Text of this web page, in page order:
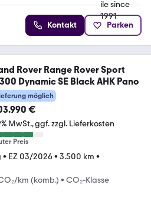
Kontakt Parken
Rover Range Rover Sport
Dynamic SE Black AHK Pano
möglich
€
MwSt. ggf. zzgl. Lieferkosten
Preis
• EZ 03/2026• 3.500 km •
km (komb.) • CO₂-Klasse